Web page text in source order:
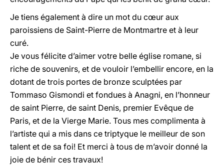
Je tiens également à dire un mot du cœur aux
paroissiens de Saint-Pierre de Montmartre et à leur
curé.
Je vous félicite d’aimer votre belle église romane, si
riche de souvenirs, et de vouloir l’embellir encore, en la
dotant de trois portes de bronze sculptées par
Tommaso Gismondi et fondues à Anagni, en l’honneur
de saint Pierre, de saint Denis, premier Evêque de
Paris, et de la Vierge Marie. Tous mes complimenta à
l’artiste qui a mis dans ce triptyque le meilleur de son
talent et de sa foi! Et merci à tous de m’avoir donné la
joie de bénir ces travaux!